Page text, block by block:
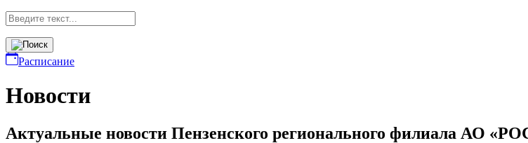
Расписание
Новости
Актуальные новости Пензенского регионального филиала АО